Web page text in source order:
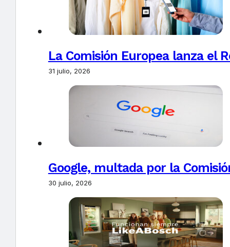
La Comisión Europea lanza el
31 julio, 2026
Google, multada por la
30 julio, 2026